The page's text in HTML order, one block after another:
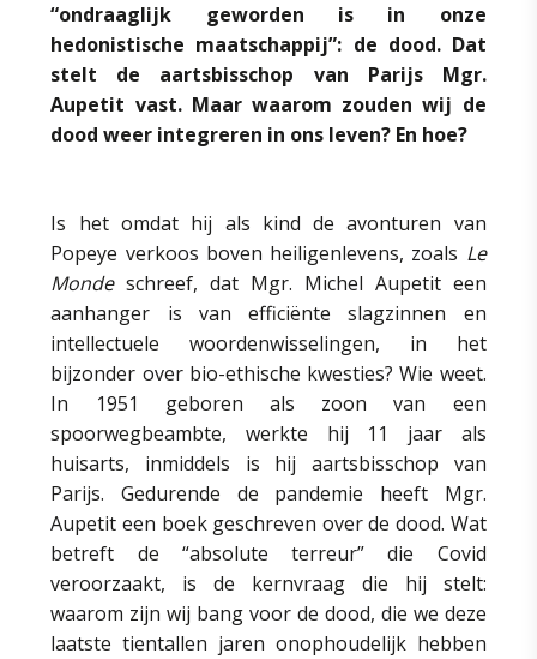
“ondraaglijk geworden is in onze
hedonistische maatschappij”: de dood. Dat
stelt de aartsbisschop van Parijs Mgr.
Aupetit vast. Maar waarom zouden wij de
dood weer integreren in ons leven? En hoe?
Is het omdat hij als kind de avonturen van
Popeye verkoos boven heiligenlevens, zoals Le
Mondeschreef, dat Mgr. Michel Aupetit een
aanhanger is van efficiënte slagzinnen en
intellectuele woordenwisselingen, in het
bijzonder over bio-ethische kwesties? Wie weet.
In 1951 geboren als zoon van een
spoorwegbeambte, werkte hij 11 jaar als
huisarts, inmiddels is hij aartsbisschop van
Parijs. Gedurende de pandemie heeft Mgr.
Aupetit een boek geschreven over de dood. Wat
betreft de “absolute terreur” die Covid
veroorzaakt, is de kernvraag die hij stelt:
waarom zijn wij bang voor de dood, die we deze
laatste tientallen jaren onophoudelijk hebben